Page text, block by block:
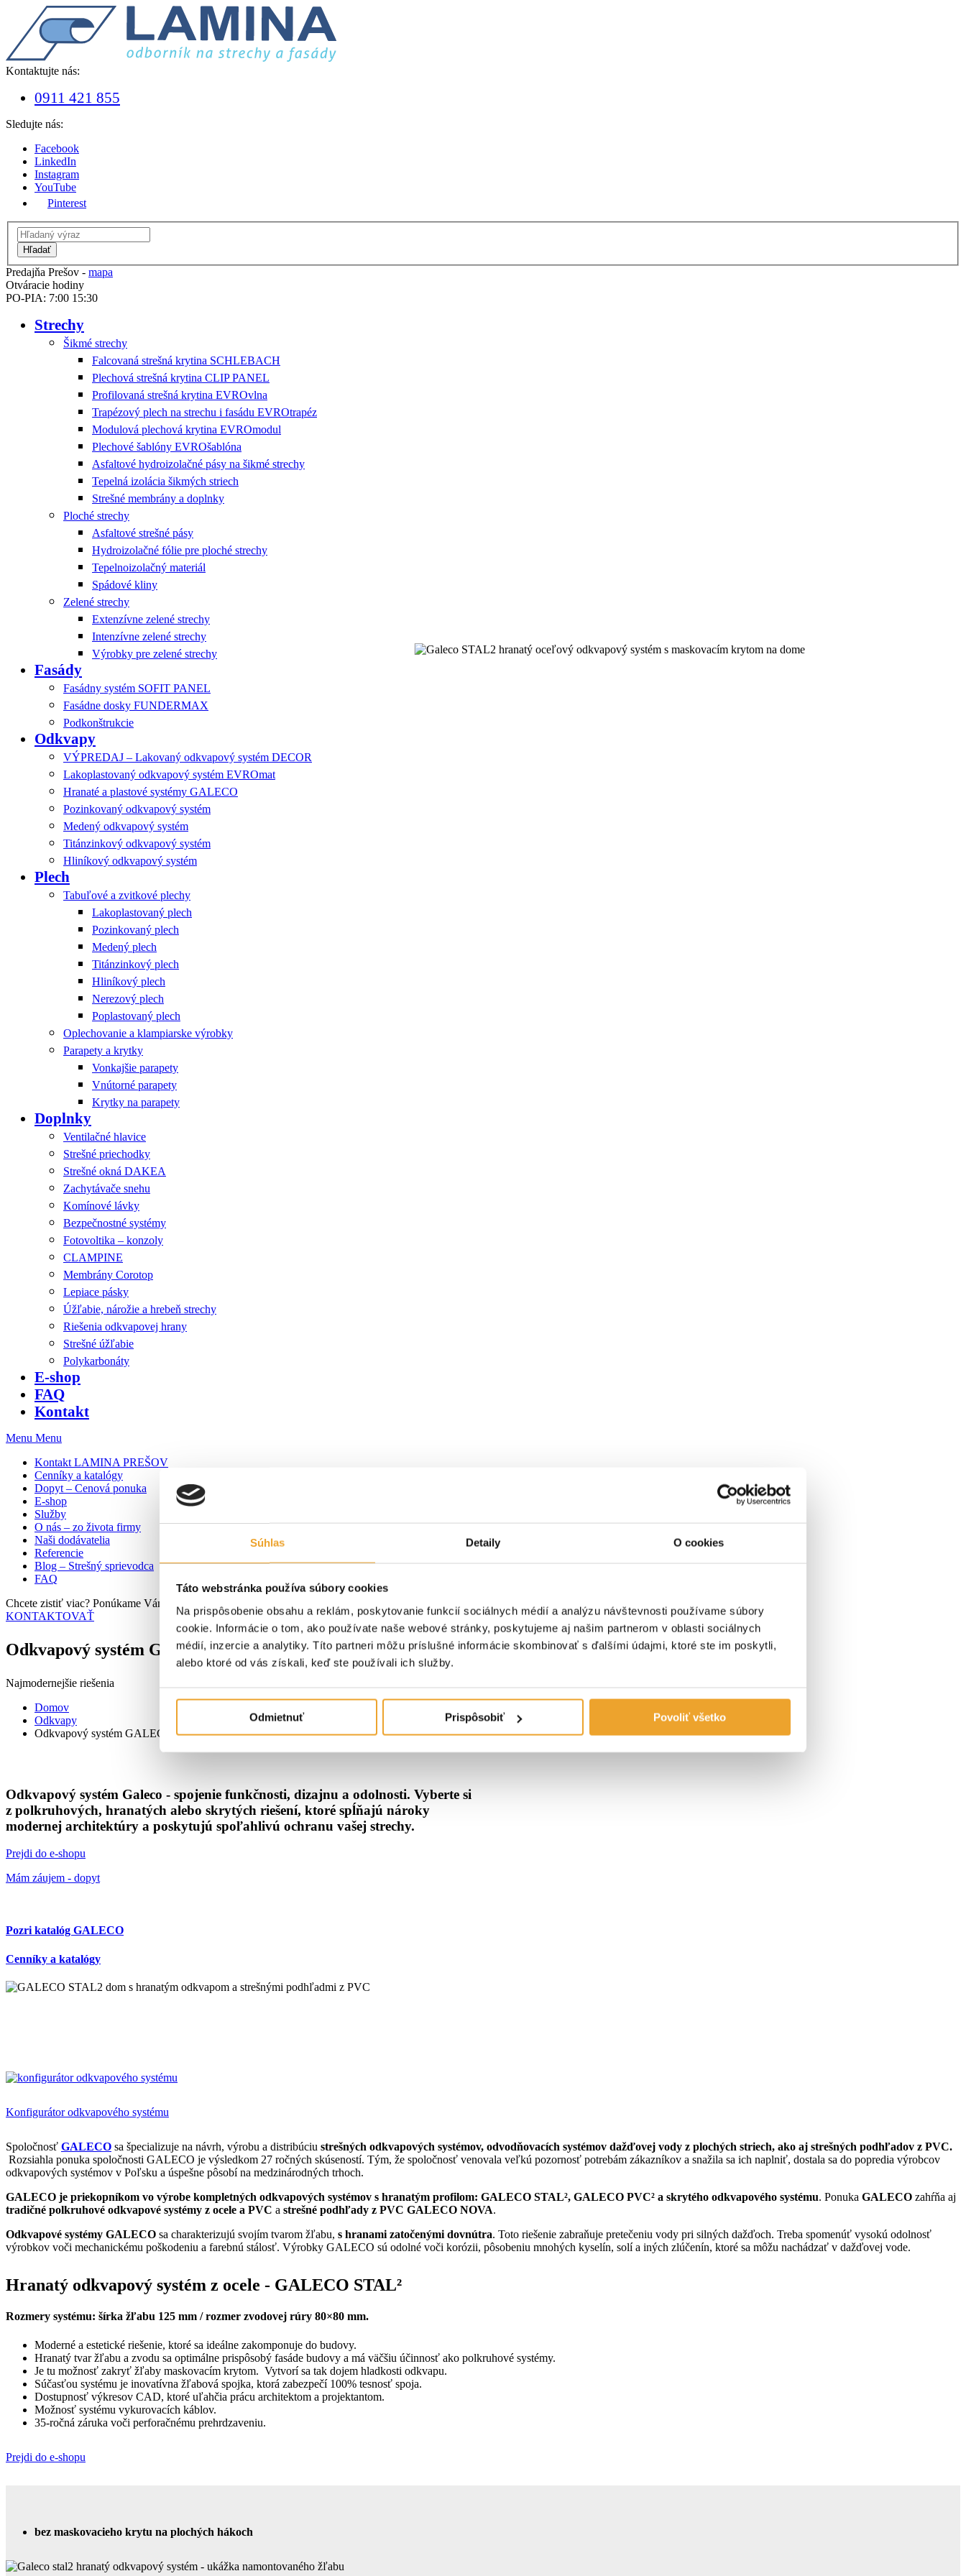
Súhlas Detaily O cookies
Táto webstránka používa súbory cookies
Na prispôsobenie obsahu a reklám, poskytovanie funkcií sociálnych médií a analýzu návštevnosti používame súbory
cookie. Informácie o tom, ako používate naše webové stránky, poskytujeme aj našim partnerom v oblasti sociálnych
médií, inzercie a analytiky. Títo partneri môžu príslušné informácie skombinovať s ďalšími údajmi, ktoré ste im poskytli,
alebo ktoré od vás získali, keď ste používali ich služby.
Odmietnuť Prispôsobiť Povoliť všetko
Kontaktujte nás:
0911 421 855
Sledujte nás:
Facebook
LinkedIn
Instagram
YouTube
Pinterest
Hľadať
Predajňa Prešov - mapa
Otváracie hodiny
PO-PIA: 7:00 15:30
Strechy
Šikmé strechy
Falcovaná strešná krytina SCHLEBACH
Plechová strešná krytina CLIP PANEL
Profilovaná strešná krytina EVROvlna
Trapézový plech na strechu i fasádu EVROtrapéz
Modulová plechová krytina EVROmodul
Plechové šablóny EVROšablóna
Asfaltové hydroizolačné pásy na šikmé strechy
Tepelná izolácia šikmých striech
Strešné membrány a doplnky
Ploché strechy
Asfaltové strešné pásy
Hydroizolačné fólie pre ploché strechy
Tepelnoizolačný materiál
Spádové kliny
Zelené strechy
Extenzívne zelené strechy
Intenzívne zelené strechy
Výrobky pre zelené strechy
Fasády
Fasádny systém SOFIT PANEL
Fasádne dosky FUNDERMAX
Podkonštrukcie
Odkvapy
VÝPREDAJ – Lakovaný odkvapový systém DECOR
Lakoplastovaný odkvapový systém EVROmat
Hranaté a plastové systémy GALECO
Pozinkovaný odkvapový systém
Medený odkvapový systém
Titánzinkový odkvapový systém
Hliníkový odkvapový systém
Plech
Tabuľové a zvitkové plechy
Lakoplastovaný plech
Pozinkovaný plech
Medený plech
Titánzinkový plech
Hliníkový plech
Nerezový plech
Poplastovaný plech
Oplechovanie a klampiarske výrobky
Parapety a krytky
Vonkajšie parapety
Vnútorné parapety
Krytky na parapety
Doplnky
Ventilačné hlavice
Strešné priechodky
Strešné okná DAKEA
Zachytávače snehu
Komínové lávky
Bezpečnostné systémy
Fotovoltika – konzoly
CLAMPINE
Membrány Corotop
Lepiace pásky
Úžľabie, nárožie a hrebeň strechy
Riešenia odkvapovej hrany
Strešné úžľabie
Polykarbonáty
E-shop
FAQ
Kontakt
Menu Menu
Kontakt LAMINA PREŠOV
Cenníky a katalógy
Dopyt – Cenová ponuka
E-shop
Služby
O nás – zo života firmy
Naši dodávatelia
Referencie
Blog – Strešný sprievodca
FAQ
Chcete zistiť viac? Ponúkame Vám individuálnu konzultáciu zdarma
KONTAKTOVAŤ
Odkvapový systém GALECO
Najmodernejšie riešenia
Domov
Odkvapy
Odkvapový systém GALECO
Odkvapový systém Galeco - spojenie funkčnosti, dizajnu a odolnosti. Vyberte si
z polkruhových, hranatých alebo skrytých riešení, ktoré spĺňajú nároky
modernej architektúry a poskytujú spoľahlivú ochranu vašej strechy.
Prejdi do e-shopu
Mám záujem - dopyt
Pozri katalóg GALECO
Cenníky a katalógy
Konfigurátor odkvapového systému
Spoločnosť GALECO sa špecializuje na návrh, výrobu a distribúciu strešných odkvapových systémov, odvodňovacích systémov dažďovej vody z plochých striech, ako aj strešných podhľadov z PVC.
Rozsiahla ponuka spoločnosti GALECO je výsledkom 27 ročných skúseností. Tým, že spoločnosť venovala veľkú pozornosť potrebám zákazníkov a snažila sa ich naplniť, dostala sa do popredia výrobcov
odkvapových systémov v Poľsku a úspešne pôsobí na medzinárodných trhoch.
GALECO je priekopníkom vo výrobe kompletných odkvapových systémov s hranatým profilom: GALECO STAL², GALECO PVC² a skrytého odkvapového systému. Ponuka GALECO zahŕňa aj
tradičné polkruhové odkvapové systémy z ocele a PVC a strešné podhľady z PVC GALECO NOVA.
Odkvapové systémy GALECO sa charakterizujú svojím tvarom žľabu, s hranami zatočenými dovnútra. Toto riešenie zabraňuje pretečeniu vody pri silných dažďoch. Treba spomenúť vysokú odolnosť
výrobkov voči mechanickému poškodeniu a farebnú stálosť. Výrobky GALECO sú odolné voči korózii, pôsobeniu mnohých kyselín, solí a iných zlúčenín, ktoré sa môžu nachádzať v dažďovej vode.
Hranatý odkvapový systém z ocele - GALECO STAL²
Rozmery systému: šírka žľabu 125 mm / rozmer zvodovej rúry 80×80 mm.
Moderné a estetické riešenie, ktoré sa ideálne zakomponuje do budovy.
Hranatý tvar žľabu a zvodu sa optimálne prispôsobý fasáde budovy a má väčšiu účinnosť ako polkruhové systémy.
Je tu možnosť zakryť žľaby maskovacím krytom. Vytvorí sa tak dojem hladkosti odkvapu.
Súčasťou systému je inovatívna žľabová spojka, ktorá zabezpečí 100% tesnosť spoja.
Dostupnosť výkresov CAD, ktoré uľahčia prácu architektom a projektantom.
Možnosť systému vykurovacích káblov.
35-ročná záruka voči perforačnému prehrdzaveniu.
Prejdi do e-shopu
bez maskovacieho krytu na plochých hákoch